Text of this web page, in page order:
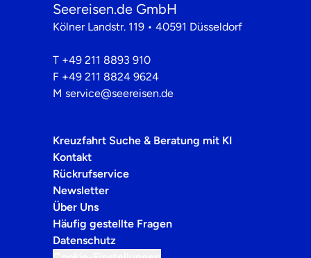
Seereisen.de GmbH
Kölner Landstr. 119 • 40591 Düsseldorf
T +49 211 8893 910
F +49 211 8824 9624
M service@seereisen.de
Kreuzfahrt Suche & Beratung mit KI
Kontakt
Rückrufservice
Newsletter
Über Uns
Häufig gestellte Fragen
Datenschutz